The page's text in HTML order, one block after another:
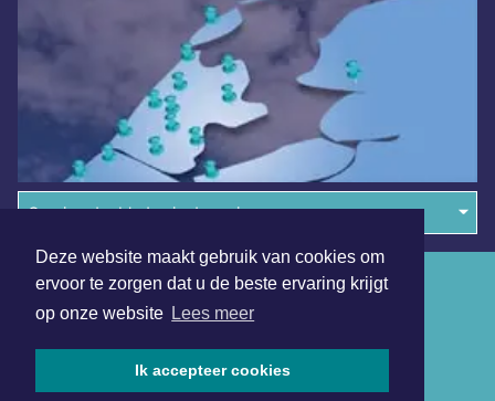
Deze website maakt gebruik van cookies om
ervoor te zorgen dat u de beste ervaring krijgt
op onze website Lees meer
Ik accepteer cookies
Overige dagbladen in de regio
Algemene voorwaarden
Disclaimer